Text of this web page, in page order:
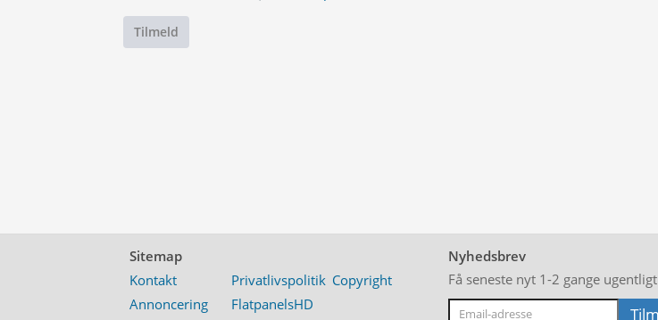
Tilmeld
Sitemap
Kontakt
Privatlivspolitik Copyright
Annoncering
FlatpanelsHD
Nyhedsbrev
Få seneste nyt 1-2 gange ugentligt